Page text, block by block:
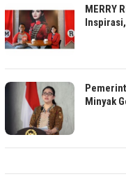
MERRY
Minyak